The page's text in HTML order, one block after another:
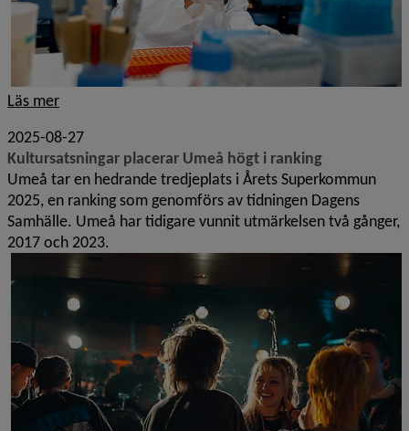
Läs mer
2025-08-27
Kultursatsningar placerar Umeå högt i ranking
Umeå tar en hedrande tredjeplats i Årets Superkommun
2025, en ranking som genomförs av tidningen Dagens
Samhälle. Umeå har tidigare vunnit utmärkelsen två gånger,
2017 och 2023.